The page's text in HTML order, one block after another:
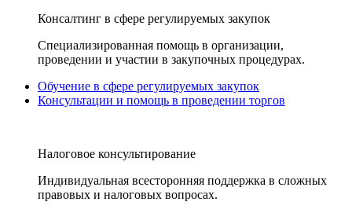
Консалтинг в сфере регулируемых закупок
Специализированная помощь в организации,
проведении и участии в закупочных процедурах.
Обучение в сфере регулируемых закупок
Консультации и помощь в проведении торгов
Налоговое консультирование
Индивидуальная всесторонняя поддержка в сложных
правовых и налоговых вопросах.